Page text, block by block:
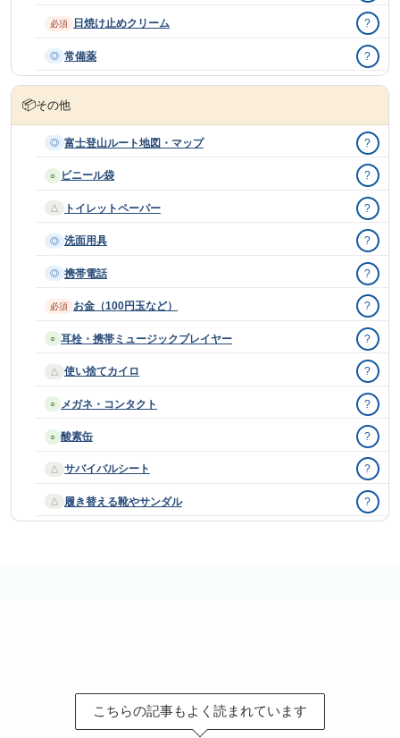
必須 日焼け止めクリーム ?
◎ 常備薬 ?
📦その他
◎ 富士登山ルート地図・マップ ?
○ ビニール袋 ?
△ トイレットペーパー ?
◎ 洗面用具 ?
◎ 携帯電話 ?
必須 お金（100円玉など） ?
○ 耳栓・携帯ミュージックプレイヤー ?
△ 使い捨てカイロ ?
○ メガネ・コンタクト ?
○ 酸素缶 ?
△ サバイバルシート ?
△ 履き替える靴やサンダル ?
こちらの記事もよく読まれています